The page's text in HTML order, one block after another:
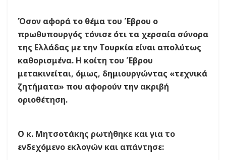
Όσον αφορά το θέμα του Έβρου ο
πρωθυπουργός τόνισε ότι τα χερσαία σύνορα
της Ελλάδας με την Τουρκία είναι απολύτως
καθορισμένα. Η κοίτη του Έβρου
μετακινείται, όμως, δημιουργώντας «τεχνικά
ζητήματα» που αφορούν την ακριβή
οριοθέτηση.
Ο κ. Μητσοτάκης ρωτήθηκε και για το
ενδεχόμενο εκλογών και απάντησε: